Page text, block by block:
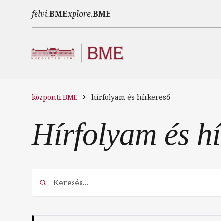
felvi.BMExplore.BME
központi.BME hírfolyam és hírkereső
Hírfolyam és